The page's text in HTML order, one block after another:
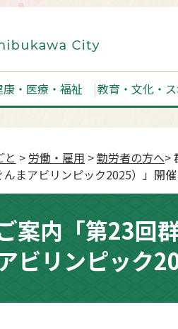
康・医療・福祉 教育・文化・
と > 労働・雇用 >勤労者の方へ>
まアビリンピック2025）」開
案内「第23回
ビリンピック